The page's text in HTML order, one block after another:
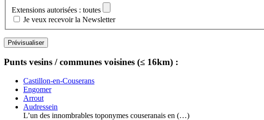
Extensions autorisées : toutes
Je veux recevoir la Newsletter
Punts vesins / communes voisines (≤ 16km) :
Castillon-en-Couserans
Engomer
Arrout
Audressein
L’un des innombrables toponymes couseranais en (…)